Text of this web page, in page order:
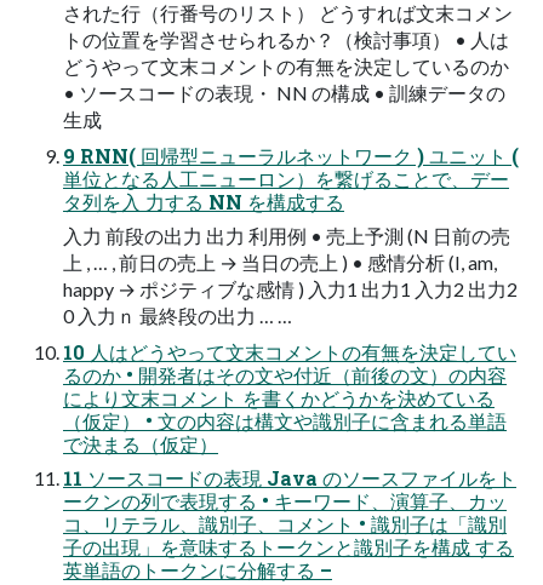
された行（行番号のリスト） どうすれば文末コメン
トの位置を学習させられるか？（検討事項） • 人は
どうやって文末コメントの有無を決定しているのか
• ソースコードの表現・ NN の構成 • 訓練データの
生成
9 RNN( 回帰型ニューラルネットワーク ) ユニット (
単位となる人工ニューロン）を繋げることで、デー
タ列を入 力する NN を構成する
入力 前段の出力 出力 利用例 • 売上予測 (N 日前の売
上 , … , 前日の売上 → 当日の売上 ) • 感情分析 (I, am,
happy → ポジティブな感情 ) 入力1 出力1 入力2 出力2
0 入力ｎ 最終段の出力 … …
10 人はどうやって文末コメントの有無を決定してい
るのか • 開発者はその文や付近（前後の文）の内容
により文末コメント を書くかどうかを決めている
（仮定） • 文の内容は構文や識別子に含まれる単語
で決まる（仮定）
11 ソースコードの表現 Java のソースファイルをト
ークンの列で表現する • キーワード、演算子、カッ
コ、リテラル、識別子、コメント • 識別子は「識別
子の出現」を意味するトークンと識別子を構成 する
英単語のトークンに分解する –